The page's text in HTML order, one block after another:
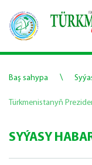
Baş sahypa \
Türkmenistanyň
SYÝASY